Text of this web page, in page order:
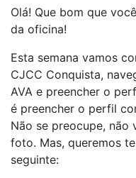
Olá! Que bom que
da oficina!
Esta semana vamos
CJCC Conquista,
AVA e preencher o
é preencher o perfil
Não se preocupe,
foto. Mas, queremos
seguinte: